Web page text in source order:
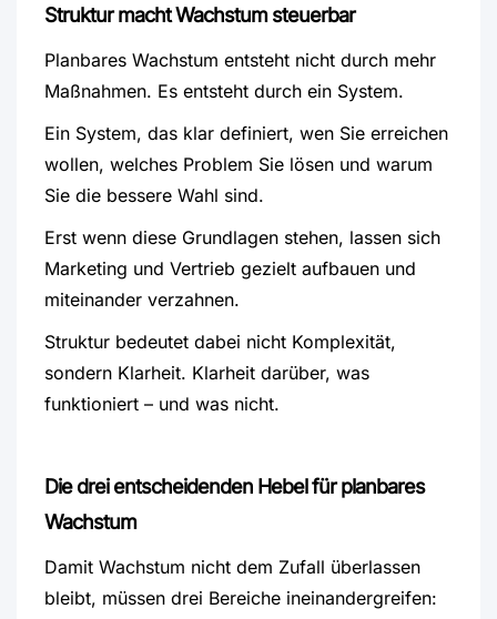
Struktur macht Wachstum steuerbar
Planbares Wachstum entsteht nicht durch mehr
Maßnahmen. Es entsteht durch ein System.
Ein System, das klar definiert, wen Sie erreichen
wollen, welches Problem Sie lösen und warum
Sie die bessere Wahl sind.
Erst wenn diese Grundlagen stehen, lassen sich
Marketing und Vertrieb gezielt aufbauen und
miteinander verzahnen.
Struktur bedeutet dabei nicht Komplexität,
sondern Klarheit. Klarheit darüber, was
funktioniert – und was nicht.
Die drei entscheidenden Hebel für planbares
Wachstum
Damit Wachstum nicht dem Zufall überlassen
bleibt, müssen drei Bereiche ineinandergreifen: